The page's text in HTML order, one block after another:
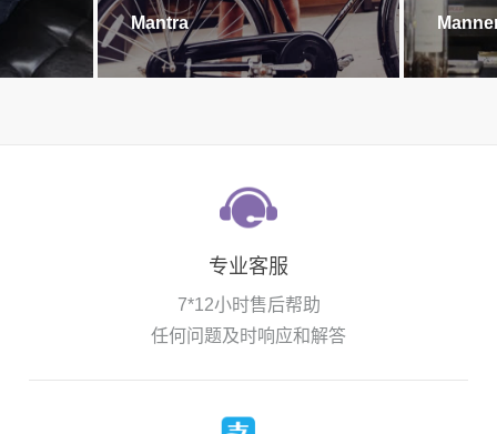
Mantra
专业客服
7*12小时售后帮助
任何问题及时响应和解答